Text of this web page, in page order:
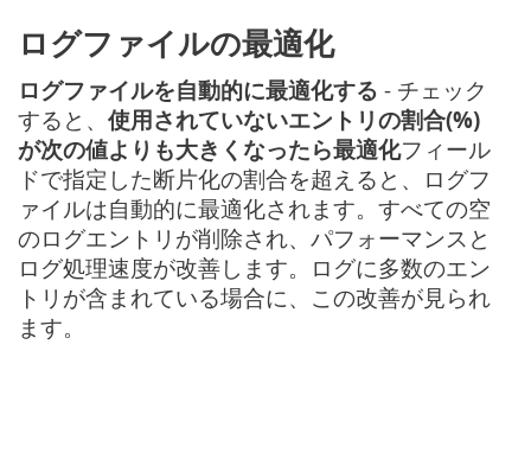
ログファイルの最適化
ログファイルを自動的に最適化する - チェック
すると、 使用されていないエントリの割合(%)
が次の値よりも大きくなったら最適化フィール
ドで指定した断片化の割合を超えると、ログフ
ァイルは自動的に最適化されます。すべての空
のログエントリが削除され、パフォーマンスと
ログ処理速度が改善します。ログに多数のエン
トリが含まれている場合に、この改善が見られ
ます。